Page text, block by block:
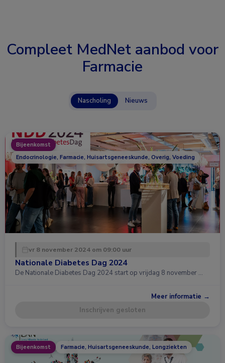
Compleet MedNet aanbod voor
Farmacie
Nascholing Nieuws
Bijeenkomst
Endocrinologie, Farmacie, Huisartsgeneeskunde, Overig, Voeding
vr 8 november 2024 om 09:00 uur
Nationale Diabetes Dag 2024
De Nationale Diabetes Dag 2024 start op vrijdag 8 november …
Meer informatie →
Inschrijven gesloten
Bijeenkomst Farmacie, Huisartsgeneeskunde, Longziekten